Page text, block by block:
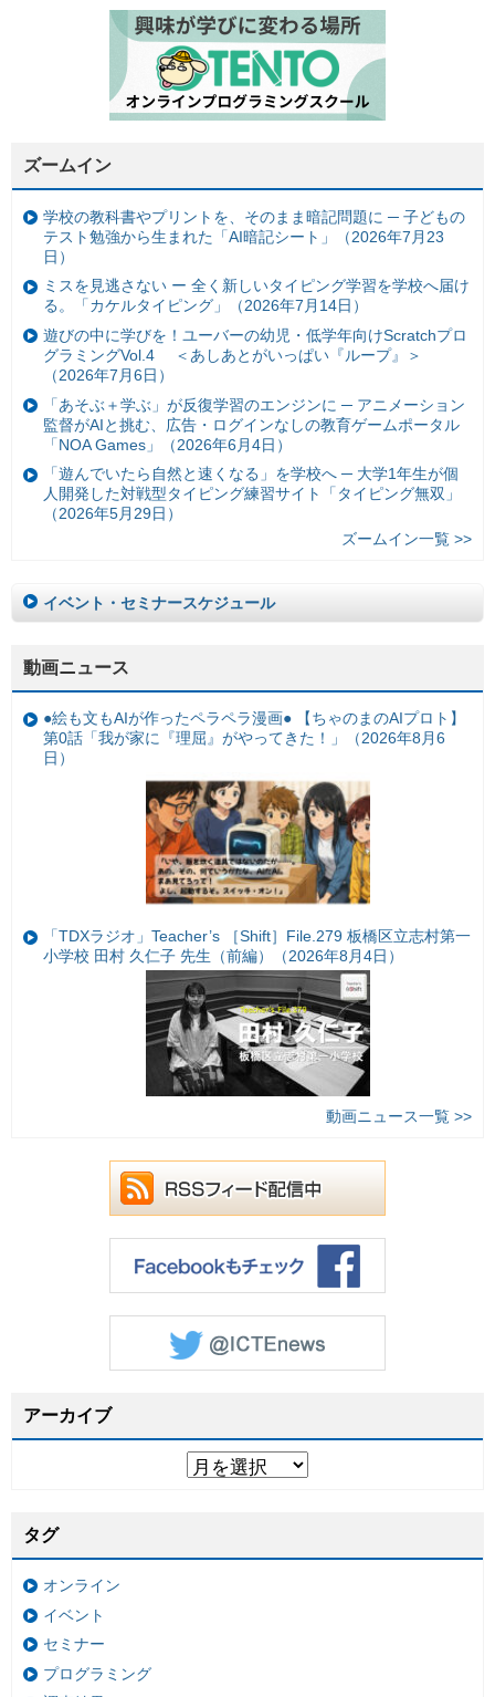
ズームイン
学校の教科書やプリントを、そのまま暗記問題に ─ 子どもの
テスト勉強から生まれた「AI暗記シート」（2026年7月23
日）
ミスを見逃さない ー 全く新しいタイピング学習を学校へ届け
る。「カケルタイピング」（2026年7月14日）
遊びの中に学びを！ユーバーの幼児・低学年向けScratchプロ
グラミングVol.4 ＜あしあとがいっぱい『ループ』＞
（2026年7月6日）
「あそぶ＋学ぶ」が反復学習のエンジンに ─ アニメーション
監督がAIと挑む、広告・ログインなしの教育ゲームポータル
「NOA Games」（2026年6月4日）
「遊んでいたら自然と速くなる」を学校へ ─ 大学1年生が個
人開発した対戦型タイピング練習サイト「タイピング無双」
（2026年5月29日）
ズームイン一覧 >>
イベント・セミナースケジュール
動画ニュース
●絵も文もAIが作ったペラペラ漫画● 【ちゃのまのAIプロト】
第0話「我が家に『理屈』がやってきた！」（2026年8月6
日）
「TDXラジオ」Teacher’s ［Shift］File.279 板橋区立志村第一
小学校 田村 久仁子 先生（前編）（2026年8月4日）
動画ニュース一覧 >>
アーカイブ
タグ
オンライン
イベント
セミナー
プログラミング